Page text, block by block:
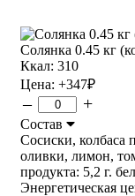
Солянка 0.45 кг
Ккал: 310
Цена: +347₽
– +
Состав
Сосиски, колбаса
оливки, лимон,
продукта: 5,2 г.
Энергетическая